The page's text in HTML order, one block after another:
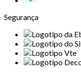
Segurança